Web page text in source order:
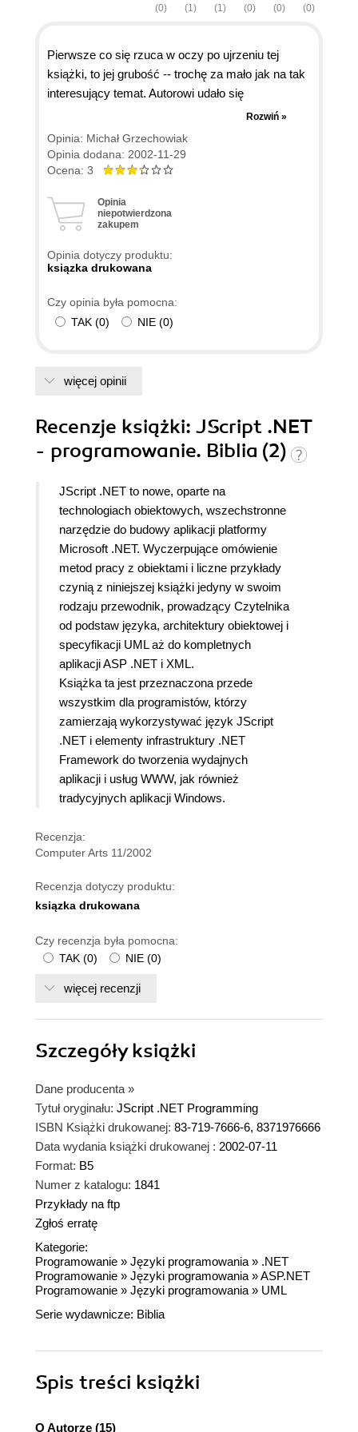
(0)
(0)
(0)
(1)
(1)
(0)
Pierwsze co się rzuca w oczy po ujrzeniu tej
książki, to jej grubość -- trochę za mało jak na tak
interesujący temat. Autorowi udało się
'skompresować' najważniejsze informacje, lecz
pozycja nie zasługuje na miano 'biblii'. Co w niej
znajdziemy ?
krótkie wprowadzenie do platformy .NET
również nie za długi kurs JScript.NET
dwa czy trzy rozdziały o ASP.NET
Całość zajmuje niewiele ponad 400 stron. Książkę
pozycji na polskim rynku.
Rozwiń »
Opinia: Michał Grzechowiak
Opinia dodana: 2002-11-29
Ocena: 3
Opinia
niepotwierdzona
zakupem
Opinia dotyczy produktu:
ksiązka drukowana
Czy opinia była pomocna:
TAK (0) NIE (0)
więcej opinii
Recenzje książki: JScript .NET
- programowanie. Biblia (2)
JScript .NET to nowe, oparte na
technologiach obiektowych, wszechstronne
narzędzie do budowy aplikacji platformy
Microsoft .NET. Wyczerpujące omówienie
metod pracy z obiektami i liczne przykłady
czynią z niniejszej książki jedyny w swoim
rodzaju przewodnik, prowadzący Czytelnika
od podstaw języka, architektury obiektowej i
specyfikacji UML aż do kompletnych
aplikacji ASP .NET i XML.
Książka ta jest przeznaczona przede
wszystkim dla programistów, którzy
zamierzają wykorzystywać język JScript
.NET i elementy infrastruktury .NET
Framework do tworzenia wydajnych
aplikacji i usług WWW, jak również
tradycyjnych aplikacji Windows.
Recenzja:
Computer Arts 11/2002
Recenzja dotyczy produktu:
ksiązka drukowana
Czy recenzja była pomocna:
TAK (0) NIE (0)
więcej recenzji
Szczegółyksiążki
Dane producenta »
Tytuł oryginału: JScript .NET Programming
ISBN Książki drukowanej: 83-719-7666-6, 8371976666
Data wydania książki drukowanej : 2002-07-11
Format: B5
Numer z katalogu: 1841
Przykłady na ftp
Zgłoś erratę
Kategorie:
Programowanie » Języki programowania » .NET
Programowanie » Języki programowania »ASP.NET
Programowanie » Języki programowania » UML
Serie wydawnicze: Biblia
Spis treści książki
O Autorze (15)